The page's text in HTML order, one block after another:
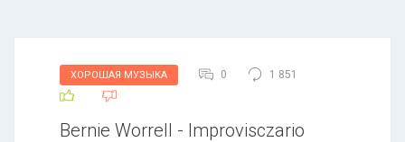
ХОРОШАЯ МУЗЫКА 0 1 851
Bernie Worrell - Improvisczario